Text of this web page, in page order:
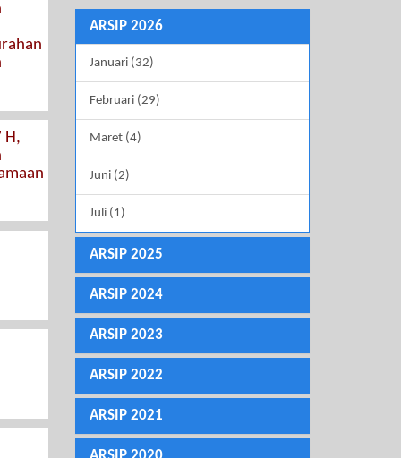
H,
ARSIP 2026
Januari (32)
Februari (29)
Maret (4)
Juni (2)
Juli (1)
ARSIP 2025
ARSIP 2024
ARSIP 2023
ARSIP 2022
ARSIP 2021